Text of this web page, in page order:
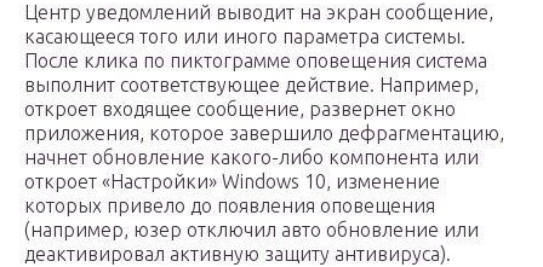
Центр уведомлений выводит на экран сообщение,
касающееся того или иного параметра системы.
После клика по пиктограмме оповещения система
выполнит соответствующее действие. Например,
откроет входящее сообщение, развернет окно
приложения, которое завершило дефрагментацию,
начнет обновление какого-либо компонента или
откроет «Настройки» Windows 10, изменение
которых привело до появления оповещения
(например, юзер отключил авто обновление или
деактивировал активную защиту антивируса).